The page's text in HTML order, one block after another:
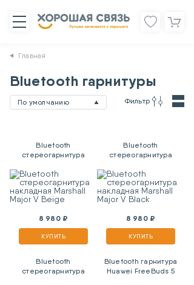
Главная
Bluetooth гарнитуры
По умолчанию Фильтр
Bluetooth
стереогарнитура
Major V Beige
8 980 ₽
КУПИТЬ
Bluetooth
стереогарнитура
Major V Black
8 980 ₽
КУПИТЬ
Bluetooth
стереогарнитура
Bluetooth гарнитура
Huawei FreeBuds 5